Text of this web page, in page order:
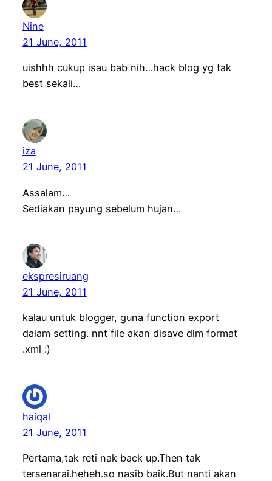
Nine
21 June, 2011
uishhh cukup isau bab nih…hack blog yg tak
best sekali…
iza
21 June, 2011
Assalam…
Sediakan payung sebelum hujan…
ekspresiruang
21 June, 2011
kalau untuk blogger, guna function export
dalam setting. nnt file akan disave dlm format
.xml :)
haiqal
21 June, 2011
Pertama,tak reti nak back up.Then tak
tersenarai.heheh.so nasib baik.But nanti akan